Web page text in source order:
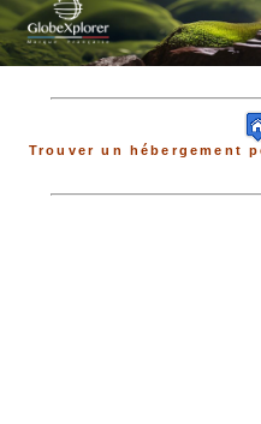
Trouver un hébergement